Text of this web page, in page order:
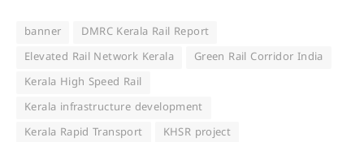
banner
DMRC Kerala Rail Report
Elevated Rail Network Kerala
Green Rail Corridor India
Kerala High Speed Rail
Kerala infrastructure development
Kerala Rapid Transport
KHSR project